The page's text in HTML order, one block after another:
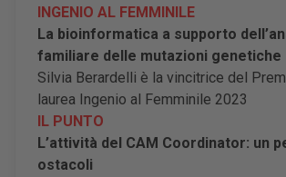
INGENIO AL FEMMINILE
La bioinformatica a supporto
familiare delle mutazioni genetiche
Silvia Berardelli è la vincitrice del
laurea Ingenio al Femminile 2023
IL PUNTO
L’attività del CAM Coordinator: un
ostacoli